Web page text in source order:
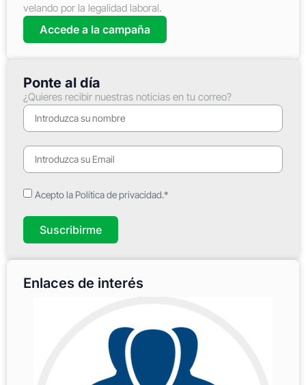
velando por la legalidad laboral.
Accede a la campaña
Ponte al día
¿Quieres recibir nuestras noticias en tu correo?
Acepto la Política de privacidad.*
Suscribirme
Enlaces de interés